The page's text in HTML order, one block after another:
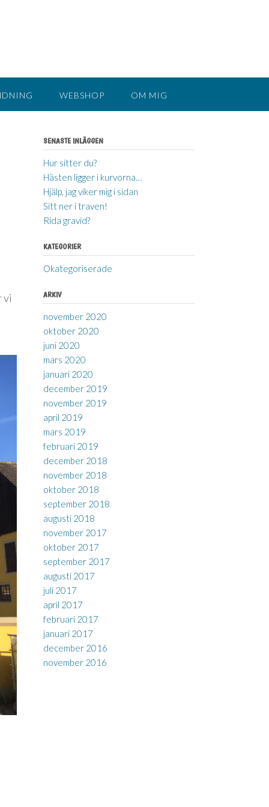
WEBSHOP OM MIG
vi
SENASTE INLÄGGEN
Hur sitter du?
Hästen ligger i kurvorna…
Hjälp, jag viker mig i sidan
Sitt ner i traven!
Rida gravid?
KATEGORIER
Okategoriserade
ARKIV
november 2020
oktober 2020
juni 2020
mars 2020
januari 2020
december 2019
november 2019
april 2019
mars 2019
februari 2019
december 2018
november 2018
oktober 2018
september 2018
augusti 2018
november 2017
oktober 2017
september 2017
augusti 2017
juli 2017
april 2017
februari 2017
januari 2017
december 2016
november 2016